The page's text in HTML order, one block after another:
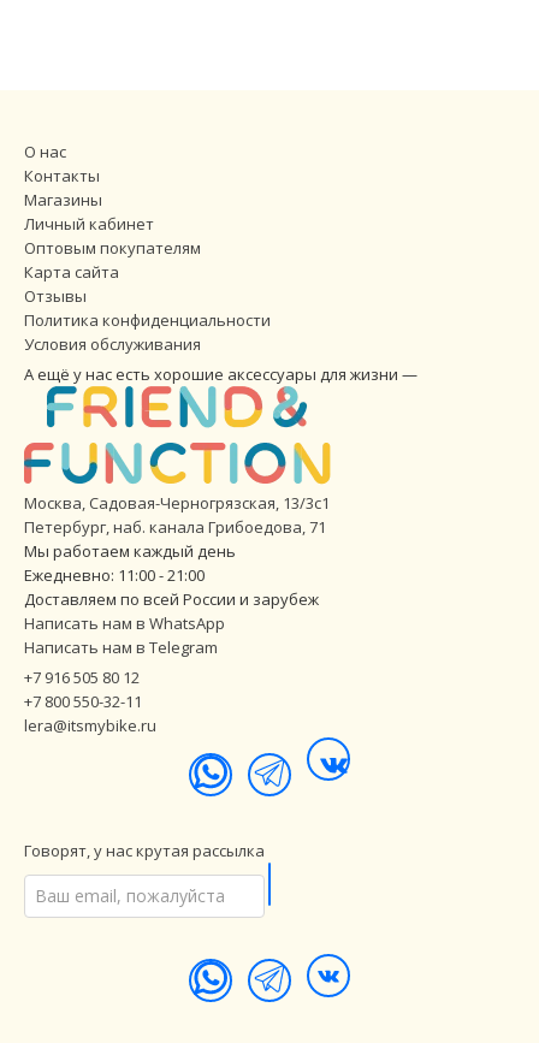
О нас
Контакты
Магазины
Личный кабинет
Оптовым покупателям
Карта сайта
Отзывы
Политика конфиденциальности
Условия обслуживания
А ещё у нас есть хорошие аксессуары для жизни —
Москва, Садовая-Черногрязская, 13/3с1
Петербург,наб. канала Грибоедова, 71
Мы работаем каждый день
Ежедневно: 11:00 - 21:00
Доставляем по всей России и зарубеж
Написать нам в WhatsApp
Написать нам в Telegram
+7 916 505 80 12
+7 800 550-32-11
lera@itsmybike.ru
Говорят, у нас крутая рассылка